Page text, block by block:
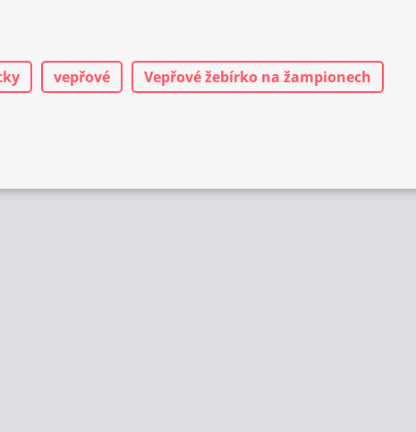
vepřové Vepřové žebírko na žampionech